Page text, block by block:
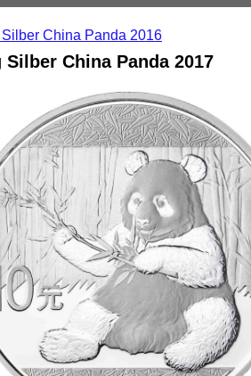
China Panda 2016
Silber China Panda 2017